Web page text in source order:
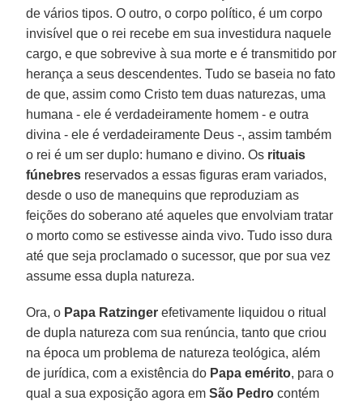
de vários tipos. O outro, o corpo político, é um corpo
invisível que o rei recebe em sua investidura naquele
cargo, e que sobrevive à sua morte e é transmitido por
herança a seus descendentes. Tudo se baseia no fato
de que, assim como Cristo tem duas naturezas, uma
humana - ele é verdadeiramente homem - e outra
divina - ele é verdadeiramente Deus -, assim também
o rei é um ser duplo: humano e divino. Os rituais
fúnebres reservados a essas figuras eram variados,
desde o uso de manequins que reproduziam as
feições do soberano até aqueles que envolviam tratar
o morto como se estivesse ainda vivo. Tudo isso dura
até que seja proclamado o sucessor, que por sua vez
assume essa dupla natureza.
Ora, o Papa Ratzinger efetivamente liquidou o ritual
de dupla natureza com sua renúncia, tanto que criou
na época um problema de natureza teológica, além
de jurídica, com a existência do Papa emérito, para o
qual a sua exposição agora emSão Pedro contém